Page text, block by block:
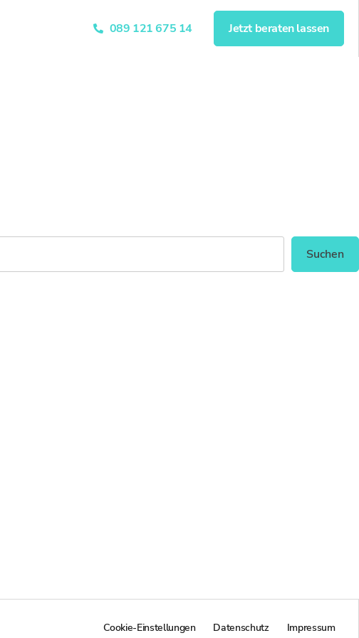
089 121 675 14 Jetzt beraten lassen
Suchen
Cookie-Einstellungen Datenschutz Impressum